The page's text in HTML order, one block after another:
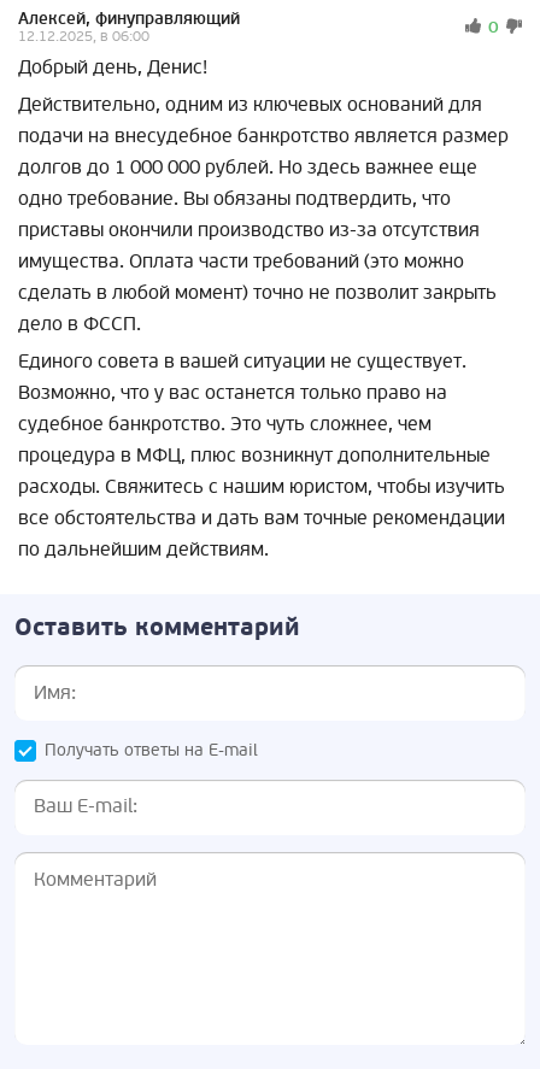
Алексей, финуправляющий
12.12.2025, в 06:00 0
Добрый день, Денис!
Действительно, одним из ключевых оснований для
подачи на внесудебное банкротство является размер
долгов до 1 000 000 рублей. Но здесь важнее еще
одно требование. Вы обязаны подтвердить, что
приставы окончили производство из-за отсутствия
имущества. Оплата части требований (это можно
сделать в любой момент) точно не позволит закрыть
дело в ФССП.
Единого совета в вашей ситуации не существует.
Возможно, что у вас останется только право на
судебное банкротство. Это чуть сложнее, чем
процедура в МФЦ, плюс возникнут дополнительные
расходы. Свяжитесь с нашим юристом, чтобы изучить
все обстоятельства и дать вам точные рекомендации
по дальнейшим действиям.
Оставить комментарий
Получать ответы на E-mail